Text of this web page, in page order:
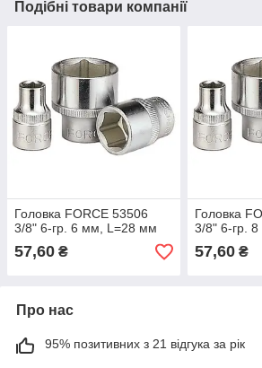
Подібні товари компанії
Головка FORCE 53506
3/8" 6-гр. 6 мм, L=28 мм
57,60 ₴
Головка
3/8" 6-гр.
57,60₴
Про нас
95% позитивних з 21 відгука за рік